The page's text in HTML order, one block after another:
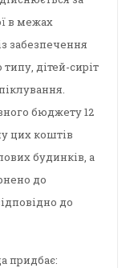
в межах
забезпечення
дітей-сиріт
бюджету 12
цих коштів
будинків, а
до
до
придбає: